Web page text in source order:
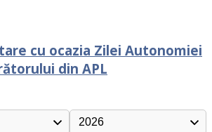
cu ocazia Zilei Autonomiei
din APL